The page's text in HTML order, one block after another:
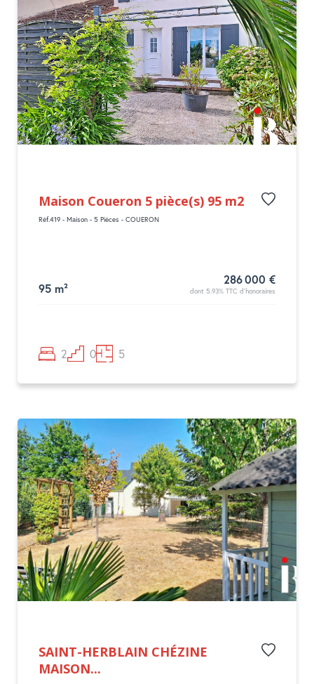
Maison Coueron 5 pièce(s) 95 m2
Réf.419 - Maison - 5 Pièces - COUERON
95 m²
286 000 €
dont 5.93% TTC d'honoraires
2 0 5
SAINT-HERBLAIN CHÉZINE
MAISON...